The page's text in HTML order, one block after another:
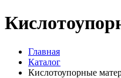
Главная
Каталог
Кислотоупорные